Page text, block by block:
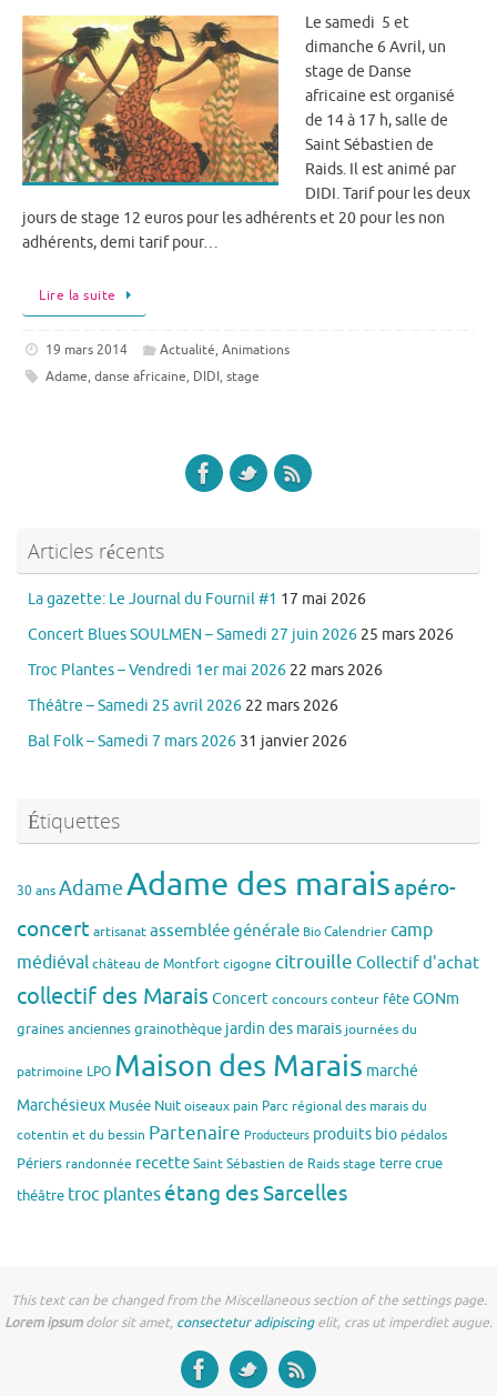
Le samedi 5 et
dimanche 6 Avril, un
stage de Danse
africaine est organisé
de 14 à 17 h, salle de
Saint Sébastien de
Raids. Il est animé par
DIDI. Tarif pour les deux
jours de stage 12 euros pour les adhérents et 20 pour les non
adhérents, demi tarif pour…
Lire la suite
19 mars 2014 Actualité,Animations
Adame, danse africaine, DIDI, stage
Articles récents
La gazette: Le Journal du Fournil #1 17 mai 2026
Concert Blues SOULMEN – Samedi 27 juin 2026 25 mars 2026
Troc Plantes – Vendredi 1er mai 2026 22 mars 2026
Théâtre – Samedi 25 avril 2026 22 mars 2026
Bal Folk – Samedi 7 mars 2026 31 janvier 2026
Étiquettes
30 ansAdameAdame des maraisapéro-
concertartisanatassemblée générale Bio Calendriercamp
médiévalchâteau de Montfortcigogne citrouille Collectif d'achat
collectif des Marais Concertconcoursconteur fêteGONm
graines anciennesgrainothèque jardin des marais journées du
patrimoine LPO Maison des Marais marché
MarchésieuxMusée Nuitoiseaux pain Parc régional des marais du
cotentin et du bessin Partenaire Producteurs produits bio pédalos
Périers randonnée recetteSaint Sébastien de Raidsstage terre crue
théâtre troc plantes étang des Sarcelles
This text can be changed from the Miscellaneous section of the settings page.
Lorem ipsumdolor sit amet, consectetur adipiscingelit, cras ut imperdiet augue.